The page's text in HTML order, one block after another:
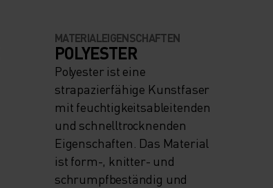
MATERIALEIGENSCHAFTEN
POLYESTER
Polyester ist eine
strapazierfähige Kunstfaser
mit feuchtigkeitsableitenden
und schnelltrocknenden
Eigenschaften. Das Material
ist form-, knitter- und
schrumpfbeständig und